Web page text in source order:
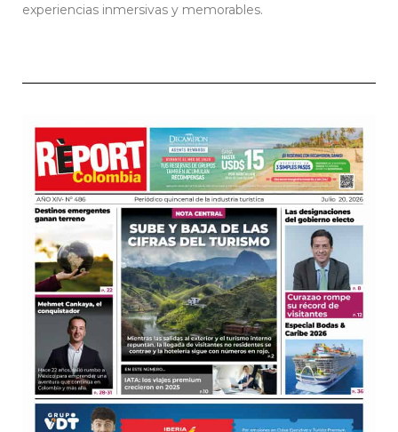
experiencias inmersivas y memorables.